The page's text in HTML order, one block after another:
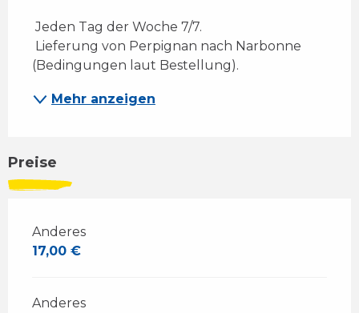
Jeden Tag der Woche 7/7.
(Bedingungen laut Bestellung).
Mehr anzeigen
Preise
Anderes
17,00 €
Anderes